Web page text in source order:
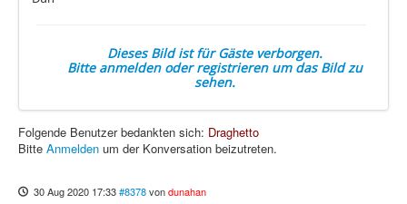
Dieses Bild ist für Gäste verborgen.
Bitte anmelden oder registrieren um das Bild zu
sehen.
Folgende Benutzer bedankten sich: Draghetto
Bitte Anmelden um der Konversation beizutreten.
30 Aug 2020 17:33#8378vondunahan